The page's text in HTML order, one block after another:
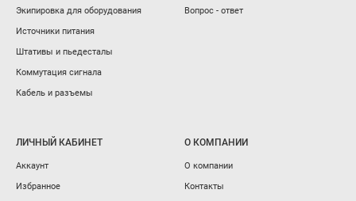
Экипировка для оборудования
Источники питания
Штативы и пьедесталы
Коммутация сигнала
Кабель и разъемы
Вопрос - ответ
ЛИЧНЫЙ КАБИНЕТ
Аккаунт
Избранное
О КОМПАНИИ
О компании
Контакты